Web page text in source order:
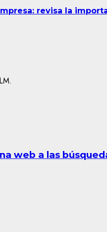
revisa la
web a las